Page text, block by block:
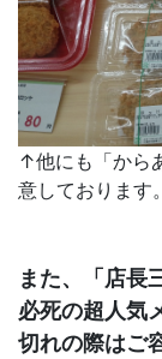
↑他にも「から
意しております。
また、「店長
必死の超人気
切れの際はご